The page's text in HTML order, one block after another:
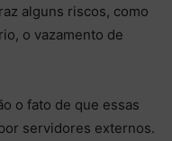
alguns riscos, como
o vazamento de
o fato de que essas
servidores externos.